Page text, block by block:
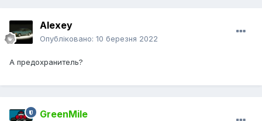
Alexey
Опубліковано: 10 березня 2022
А предохранитель?
GreenMile